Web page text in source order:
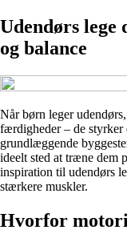
Udendørs
og balance
Når børn leger
færdigheder – de styrker
grundlæggende
ideelt sted at træne dem
inspiration til udendørs
stærkere muskler.
Hvorfor